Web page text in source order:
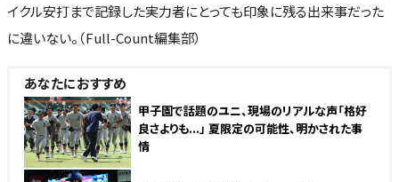
イクル安打まで記録した実力者にとっても印象に残る出来事だった
に違いない。（Full-Count編集部）
あなたにおすすめ
甲子園で話題のユニ、現場のリアルな声「格好
良さよりも...」 夏限定の可能性、明かされた事
情